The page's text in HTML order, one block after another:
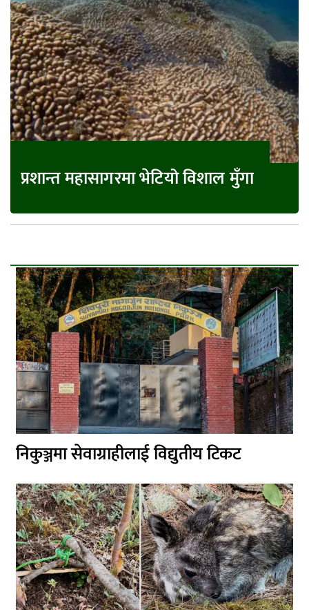
प्रशान्त महासागरमा भेटियो विशाल मुँगा
निकुञ्जमा सेवाग्राहीलाई विद्युतीय टिकट